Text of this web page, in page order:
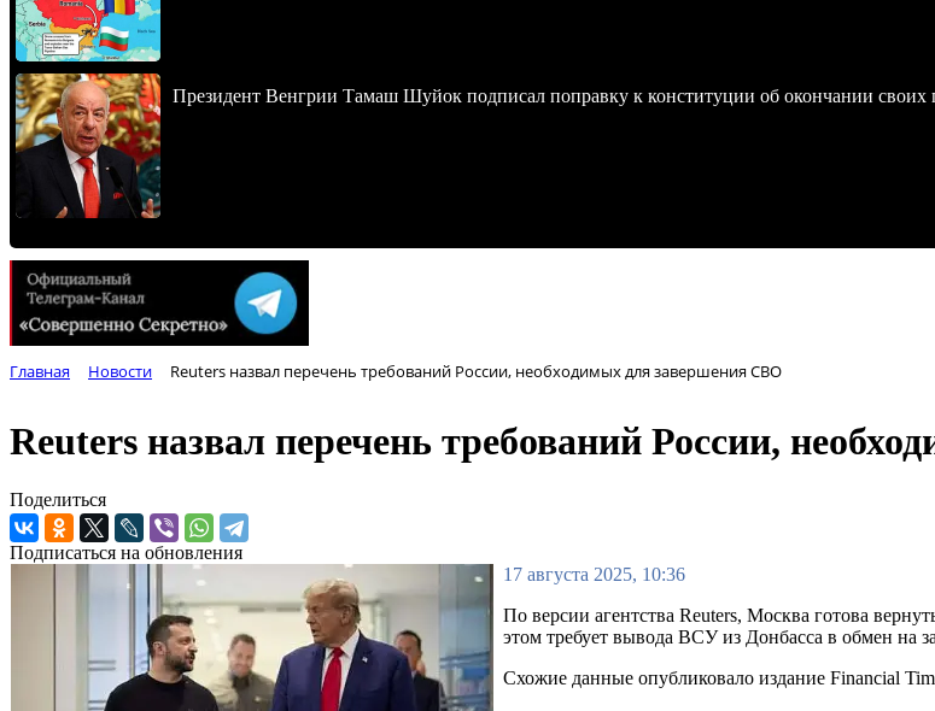
Президент Венгрии Тамаш Шуйок подписал поправку к конституции об окончании своих
Главная Новости Reuters назвал перечень требований России, необходимых для завершения СВО
Reuters назвал перечень требований России,
Поделиться
Подписаться на обновления
17 августа 2025, 10:36
По версии агентства Reuters, Москва готова
этом требует вывода ВСУ из Донбасса в обмен на
Схожие данные опубликовало издание Financial